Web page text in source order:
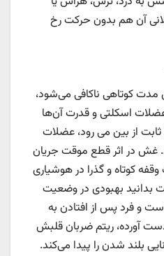
آن هم بدون حرکت رخ
مدت کوتاهی ناکافی می‌شود،
اسکلتی و قدرت آن‌ها
از بین می رود، عضلات
غش در اثر قطع موقت جریان
کوتاه و گذرا در هوشیاری
بدانید بهبودی در وضعیت
و فرد پس از افتادن به
آورده، ریتم ضربان قلبش
بلند شدن را پیدا می‌کند.